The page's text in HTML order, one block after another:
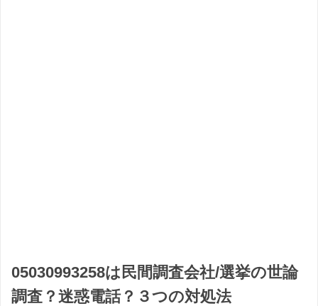
05030993258は民間調査会社/選挙の世論
調査？迷惑電話？３つの対処法